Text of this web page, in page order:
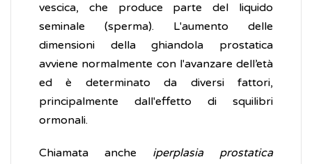
vescica, che produce parte del liquido
seminale (sperma). L'aumento delle
dimensioni della ghiandola prostatica
avviene normalmente con l'avanzare dell’età
ed è determinato da diversi fattori,
principalmente dall'effetto di squilibri
ormonali.
Chiamata anche iperplasia prostatica